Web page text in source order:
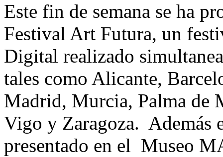
Este fin de semana se ha
Festival Art Futura, un
Digital realizado
tales como Alicante,
Madrid, Murcia, Palma de
Vigo y Zaragoza. Además
presentado en el Museo